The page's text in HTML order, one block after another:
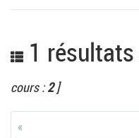
1 résultats
cours :2]
«